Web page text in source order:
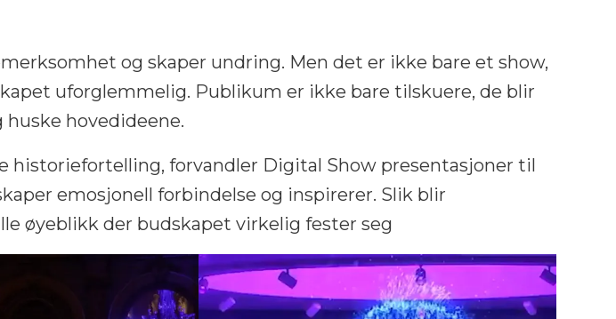
og skaper undring. Men det er ikke bare et show,
uforglemmelig. Publikum er ikke bare tilskuere, de blir
hovedideene.
forvandler Digital Show presentasjoner til
emosjonell forbindelse og inspirerer. Slik blir
øyeblikk der budskapet virkelig fester seg